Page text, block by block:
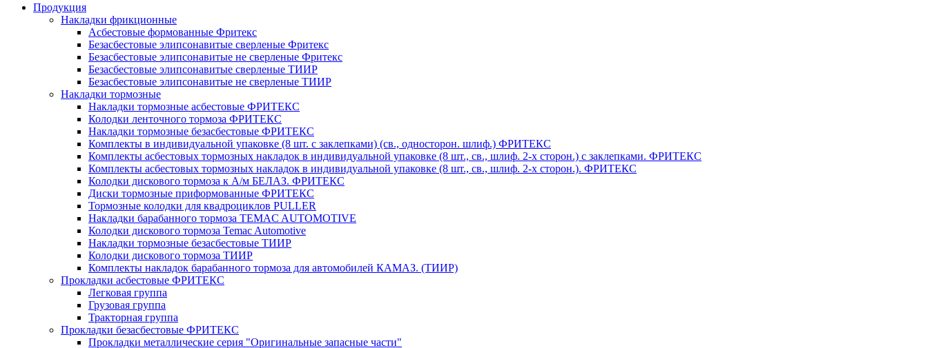
Продукция
Накладки фрикционные
Асбестовые формованные Фритекс
Безасбестовые элипсонавитые сверленые Фритекс
Безасбестовые элипсонавитые не сверленые Фритекс
Безасбестовые элипсонавитые сверленые ТИИР
Безасбестовые элипсонавитые не сверленые ТИИР
Накладки тормозные
Накладки тормозные асбестовые ФРИТЕКС
Колодки ленточного тормоза ФРИТЕКС
Накладки тормозные безасбестовые ФРИТЕКС
Комплекты в индивидуальной упаковке (8 шт. с заклепками) (св., односторон. шлиф.) ФРИТЕКС
Комплекты асбестовых тормозных накладок в индивидуальной упаковке (8 шт., св., шлиф. 2-х сторон.) c заклепками. ФРИТЕКС
Комплекты асбестовых тормозных накладок в индивидуальной упаковке (8 шт., св., шлиф. 2-х сторон.). ФРИТЕКС
Колодки дискового тормоза к А/м БЕЛАЗ. ФРИТЕКС
Диски тормозные приформованные ФРИТЕКС
Тормозные колодки для квадроциклов PULLER
Накладки барабанного тормоза TEMAC AUTOMOTIVE
Колодки дискового тормоза Temac Automotive
Накладки тормозные безасбестовые ТИИР
Колодки дискового тормоза ТИИР
Комплекты накладок барабанного тормоза для автомобилей КАМАЗ. (ТИИР)
Прокладки асбестовые ФРИТЕКС
Легковая группа
Грузовая группа
Тракторная группа
Прокладки безасбестовые ФРИТЕКС
Прокладки металлические серия "Оригинальные запасные части"